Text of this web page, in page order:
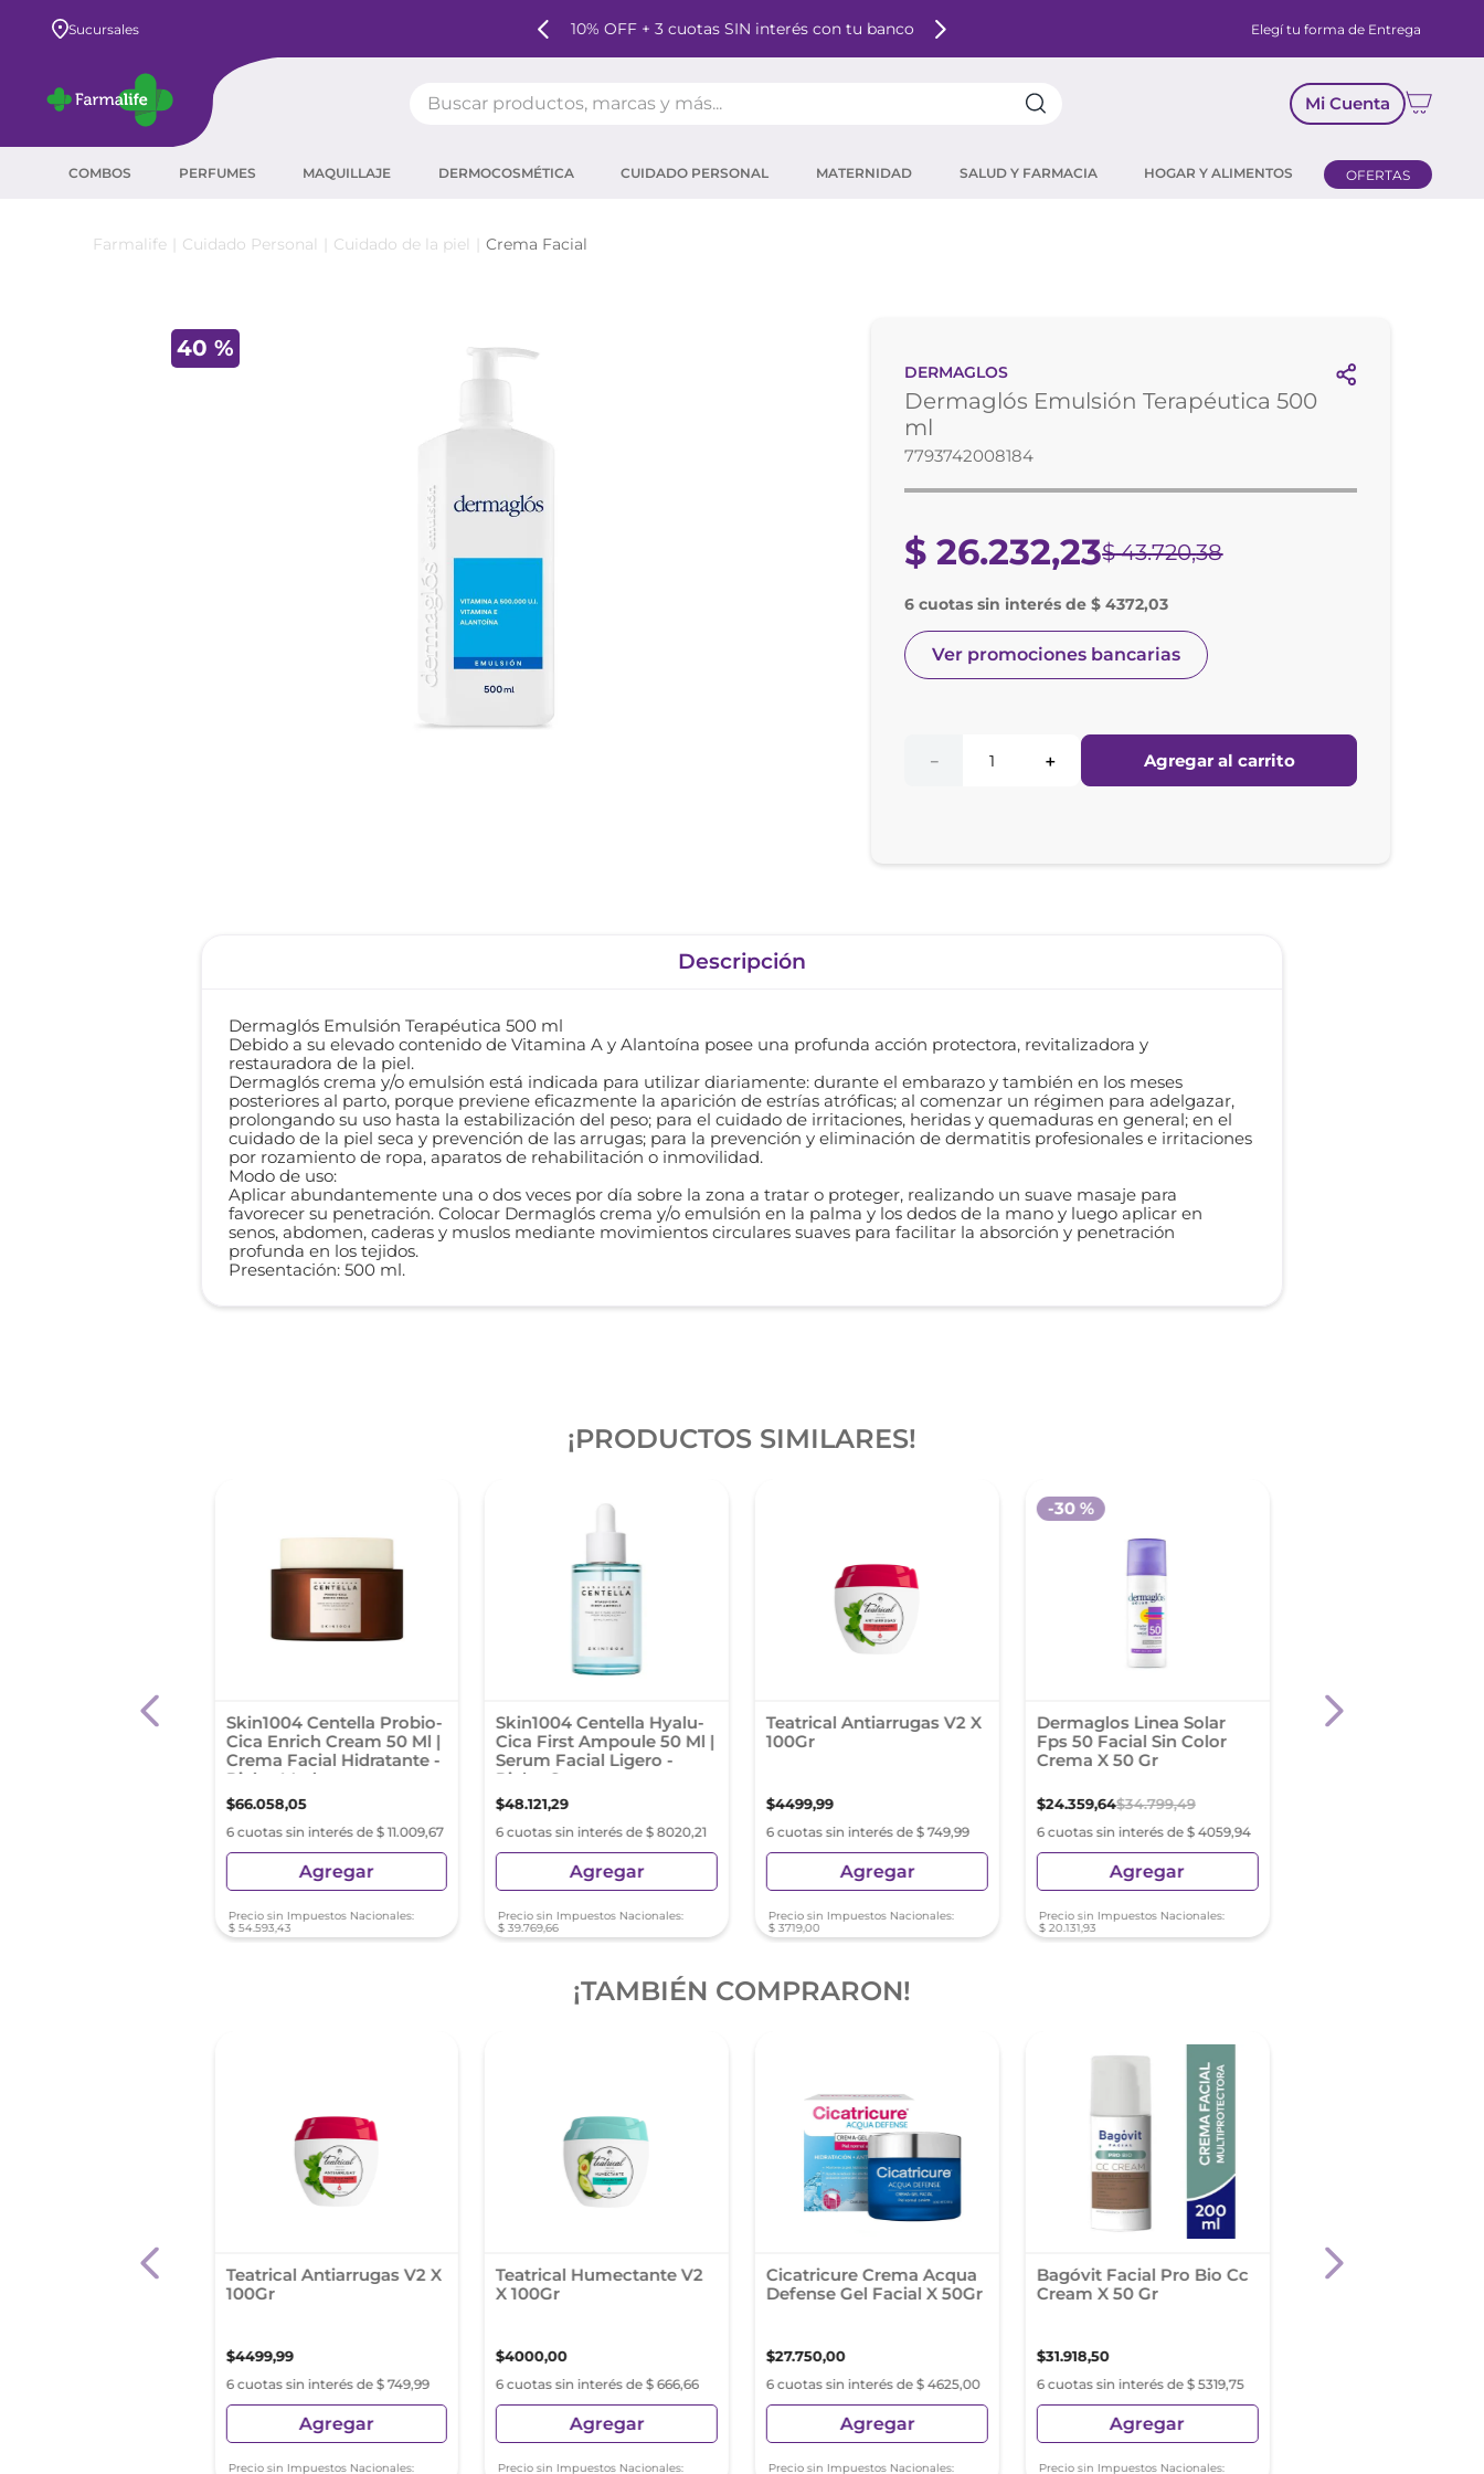
Sucursales Comprá online y retiralo GRATIS hoy Elegí tu forma de Entrega
Mi Cuenta
COMBOS PERFUMES MAQUILLAJE DERMOCOSMÉTICA CUIDADO PERSONAL MATERNIDAD SALUD Y FARMACIA HOGAR Y ALIMENTOS OFERTAS
Cuidado Personal Cuidado de la piel Crema Facial
40 %
DERMAGLOS
Dermaglós Emulsión Terapéutica 500
ml
7793742008184
$ 26.232,23$ 43.720,38
6 cuotas sin interés de $ 4372,03
Ver promociones bancarias
＋
－ Agregar al carrito
Descripción
Dermaglós Emulsión Terapéutica 500 ml
Debido a su elevado contenido de Vitamina A y Alantoína posee una profunda acción protectora, revitalizadora y
restauradora de la piel.
Dermaglós crema y/o emulsión está indicada para utilizar diariamente: durante el embarazo y también en los meses
posteriores al parto, porque previene eficazmente la aparición de estrías atróficas; al comenzar un régimen para adelgazar,
prolongando su uso hasta la estabilización del peso; para el cuidado de irritaciones, heridas y quemaduras en general; en el
cuidado de la piel seca y prevención de las arrugas; para la prevención y eliminación de dermatitis profesionales e irritaciones
por rozamiento de ropa, aparatos de rehabilitación o inmovilidad.
Modo de uso:
Aplicar abundantemente una o dos veces por día sobre la zona a tratar o proteger, realizando un suave masaje para
favorecer su penetración. Colocar Dermaglós crema y/o emulsión en la palma y los dedos de la mano y luego aplicar en
senos, abdomen, caderas y muslos mediante movimientos circulares suaves para facilitar la absorción y penetración
profunda en los tejidos.
Presentación: 500 ml.
¡PRODUCTOS SIMILARES!
Facial Pro Bio Cc
Skin1004 Centella Probio-
Cica Enrich Cream 50 Ml |
Crema Facial Hidratante -
Pieles Maduras
$66.058,05
6 cuotas sin interés de $ 11.009,67
Agregar
Precio sin Impuestos Nacionales:
$ 54.593,43
Skin1004 Centella Hyalu-
Cica First Ampoule 50 Ml |
Serum Facial Ligero -
Pieles Secas
$48.121,29
6 cuotas sin interés de $ 8020,21
Agregar
Precio sin Impuestos Nacionales:
$ 39.769,66
Teatrical Antiarrugas V2 X
100Gr
$4499,99
6 cuotas sin interés de $ 749,99
Agregar
Precio sin Impuestos Nacionales:
$ 3719,00
Dermaglos Linea Solar
Fps 50 Facial Sin Color
Crema X 50 Gr
$24.359,64$34.799,49
6 cuotas sin interés de $ 4059,94
-30 %
Agregar
Precio sin Impuestos Nacionales:
$ 20.131,93
Crema Hidratante
¡TAMBIÉN COMPRARON!
Teatrical Antiarrugas V2 X
100Gr
$4499,99
6 cuotas sin interés de $ 749,99
Agregar
Precio sin Impuestos Nacionales:
Teatrical Humectante V2
X 100Gr
$4000,00
6 cuotas sin interés de $ 666,66
Agregar
Precio sin Impuestos Nacionales:
Cicatricure Crema Acqua
Defense Gel Facial X 50Gr
$27.750,00
6 cuotas sin interés de $ 4625,00
Agregar
Precio sin Impuestos Nacionales:
Bagóvit Facial Pro Bio Cc
Cream X 50 Gr
$31.918,50
6 cuotas sin interés de $ 5319,75
Agregar
Precio sin Impuestos Nacionales:
Dermaglos Cr.X 50 G
proteina
agua micelar
retinol